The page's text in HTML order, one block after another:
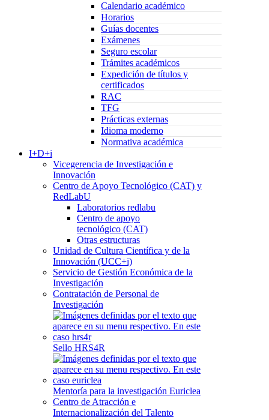
Calendario académico
Horarios
Guías docentes
Exámenes
Seguro escolar
Trámites académicos
Expedición de títulos y
certificados
RAC
TFG
Prácticas externas
Idioma moderno
Normativa académica
I+D+i
Vicegerencia de Investigación e
Innovación
Centro de Apoyo Tecnológico (CAT) y
RedLabU
Laboratorios redlabu
Centro de apoyo
tecnológico (CAT)
Otras estructuras
Unidad de Cultura Científica y de la
Innovación (UCC+i)
Servicio de Gestión Económica de la
Investigación
Contratación de Personal de
Investigación
Sello HRS4R
Mentoría para la investigación Euriclea
Centro de Atracción e
Internacionalización del Talento